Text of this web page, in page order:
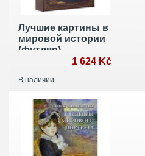
Лучшие картины в
мировой истории
(футляр)
1 624 Kč
В наличии